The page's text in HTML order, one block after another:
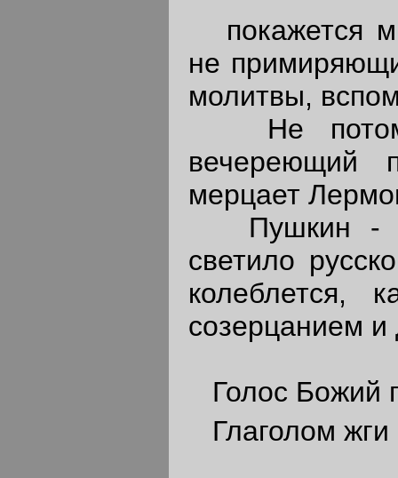
покажется
не
молитвы,
Не
вечереющий
мерцает
Пушкин -
светило
колеблется,
созерцанием и
Голос Божий
Глаголом